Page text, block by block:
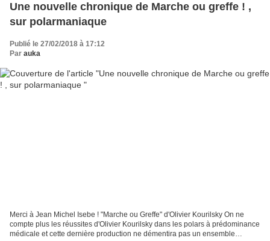
Une nouvelle chronique de Marche ou greffe ! ,
sur polarmaniaque
Publié le 27/02/2018 à 17:12
Par auka
Merci à Jean Michel Isebe ! "Marche ou Greffe" d'Olivier Kourilsky On ne
compte plus les réussites d'Olivier Kourilsky dans les polars à prédominance
médicale et cette dernière production ne démentira pas un ensemble